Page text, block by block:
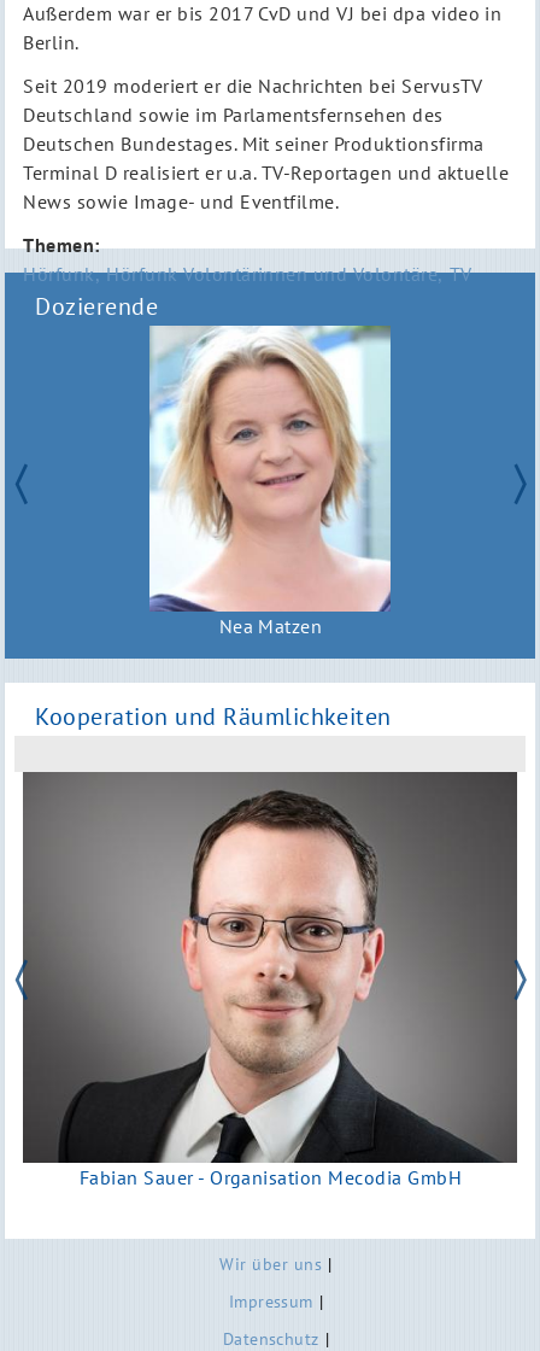
Außerdem war er bis 2017 CvD und VJ bei dpa video in
Berlin.
Seit 2019 moderiert er die Nachrichten bei ServusTV
Deutschland sowie im Parlamentsfernsehen des
Deutschen Bundestages. Mit seiner Produktionsfirma
Terminal D realisiert er u.a. TV-Reportagen und aktuelle
News sowie Image- und Eventfilme.
Themen
Hörfunk Hörfunk Volontärinnen und Volontäre TV
Dozierende
Nea Matzen
Kooperation und Räumlichkeiten
Fabian Sauer - Organisation Mecodia GmbH
Wir über uns
Impressum
Datenschutz